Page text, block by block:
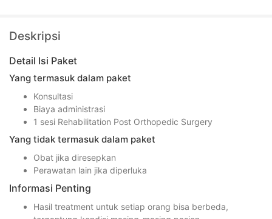
Deskripsi
Detail Isi Paket
Yang termasuk dalam paket
Konsultasi
Biaya administrasi
1 sesi Rehabilitation Post Orthopedic Surgery
Yang tidak termasuk dalam paket
Obat jika diresepkan
Perawatan lain jika diperluka
Informasi Penting
Hasil treatment untuk setiap orang bisa berbeda,